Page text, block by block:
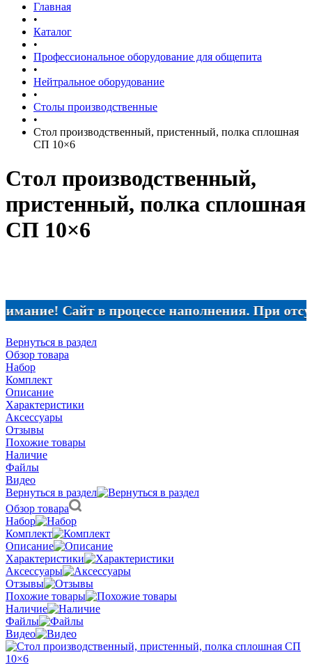
Главная
•
Каталог
•
Профессиональное оборудование для общепита
•
Нейтральное оборудование
•
Столы производственные
•
Стол производственный, пристенный, полка сплошная
СП 10×6
Стол производственный,
пристенный, полка сплошная
СП 10×6
Сайт в процессе наполнения. При
Вернуться в раздел
Обзор товара
Набор
Комплект
Описание
Характеристики
Аксессуары
Отзывы
Похожие товары
Наличие
Файлы
Видео
Вернуться в раздел
Обзор товара
Набор
Комплект
Описание
Характеристики
Аксессуары
Отзывы
Похожие товары
Наличие
Файлы
Видео